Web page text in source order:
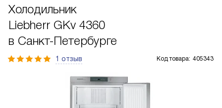
Холодильник
Liebherr GKv 4360
в Санкт-Петербурге
1 отзыв Код товара: 405343